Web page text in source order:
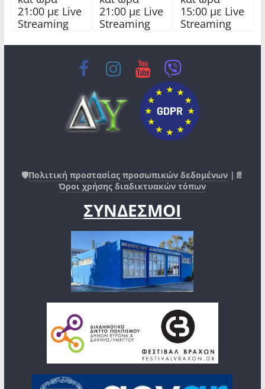
21:00 με Live
Streaming
21:00 με Live
Streaming
15:00 με Live
Streaming
🛡️Πολιτική προστασίας προσωπικών δεδομένων |📄
Όροι χρήσης διαδικτυακών τόπων
ΣΥΝΔΕΣΜΟΙ